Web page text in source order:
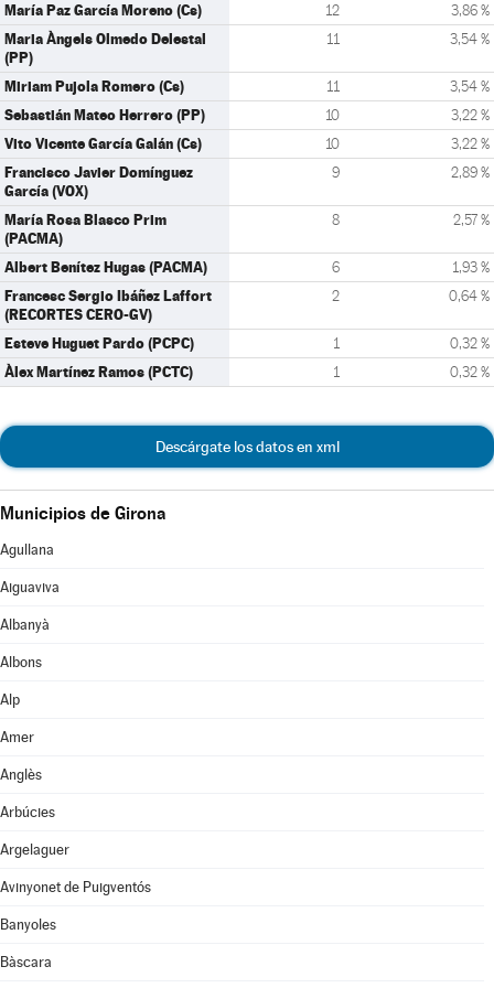
María Paz García Moreno (Cs) 12 3,86 %
Maria Àngels Olmedo Delestal
(PP)
11 3,54 %
Miriam Pujola Romero (Cs) 11 3,54 %
Sebastián Mateo Herrero (PP) 10 3,22 %
Vito Vicente García Galán (Cs) 10 3,22 %
Francisco Javier Domínguez
García (VOX)
9 2,89 %
María Rosa Blasco Prim
(PACMA)
8 2,57 %
Albert Benítez Hugas (PACMA) 6 1,93 %
Francesc Sergio Ibáñez Laffort
(RECORTES CERO-GV)
2 0,64 %
Esteve Huguet Pardo (PCPC) 1 0,32 %
Àlex Martínez Ramos (PCTC) 1 0,32 %
Descárgate los datos en xml
Municipios de Girona
Agullana
Aiguaviva
Albanyà
Albons
Alp
Amer
Anglès
Arbúcies
Argelaguer
Avinyonet de Puigventós
Banyoles
Bàscara